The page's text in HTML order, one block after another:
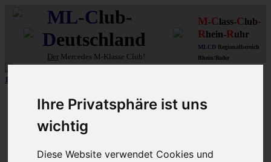
Ihre Privatsphäre ist uns
wichtig
Diese Website verwendet Cookies und
ML-Club-
Deutschland
Der Mercedes M-Klasse Club!
M-Class-Club-
Rhein-Ruhr
MLCD Regionalbereich
Rhein/Ruhr
10 aus 15 unserer in
Schnellzugriff
Ungelesene
MLCD-Ausstellung
FAQ